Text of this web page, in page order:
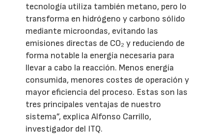
tecnología utiliza también metano, pero lo
transforma en hidrógeno y carbono sólido
mediante microondas, evitando las
emisiones directas de CO₂ y reduciendo de
forma notable la energía necesaria para
llevar a cabo la reacción. Menos energía
consumida, menores costes de operación y
mayor eficiencia del proceso. Estas son las
tres principales ventajas de nuestro
sistema”, explica Alfonso Carrillo,
investigador del ITQ.